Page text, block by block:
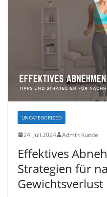
UNCATEGORIZED
24. Juli 2024 Admin Kunde
Effektives
Strategien für
Gewichtsverlust